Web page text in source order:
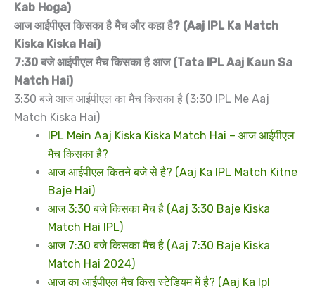
Kab Hoga)
आज आईपीएल किसका है मैच और कहा है? (Aaj IPL Ka Match
Kiska Kiska Hai)
7:30 बजे आईपीएल मैच किसका है आज (Tata IPL Aaj Kaun Sa
Match Hai)
3:30 बजे आज आईपीएल का मैच किसका है (3:30 IPL Me Aaj
Match Kiska Hai)
IPL Mein Aaj Kiska Kiska Match Hai – आज आईपीएल
मैच किसका है?
आज आईपीएल कितने बजे से है? (Aaj Ka IPL Match Kitne
Baje Hai)
आज 3:30 बजे किसका मैच है (Aaj 3:30 Baje Kiska
Match Hai IPL)
आज 7:30 बजे किसका मैच है (Aaj 7:30 Baje Kiska
Match Hai 2024)
आज का आईपीएल मैच किस स्टेडियम में है? (Aaj Ka Ipl